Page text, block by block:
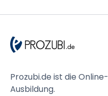
Prozubi.de ist die
Ausbildung.